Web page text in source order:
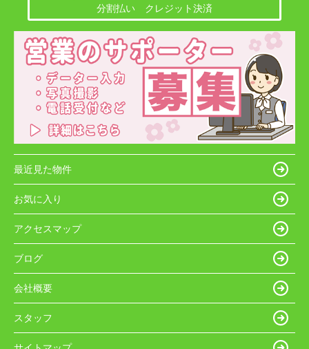
分割払い クレジット決済
最近見た物件
お気に入り
アクセスマップ
ブログ
会社概要
スタッフ